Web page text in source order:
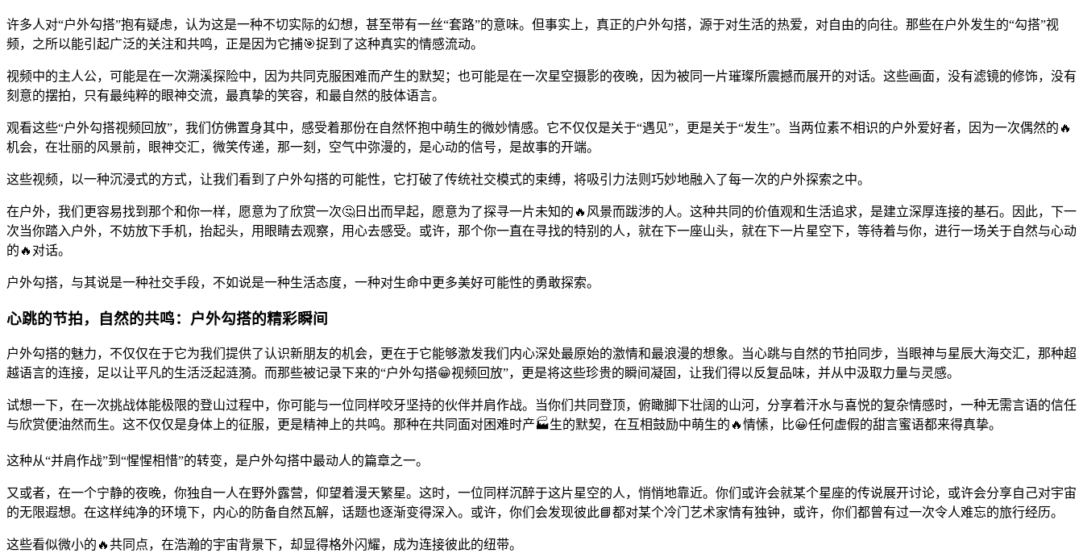
许多人对“户外勾搭”抱有疑虑，认为这是一种不切实际的幻想，甚至带有一丝“套路”的意味。但事实上，真正的户外勾搭，源于对生活的热爱，对自由的向往。那些在户外发生的“勾搭”视
频，之所以能引起广泛的关注和共鸣，正是因为它捕🎯捉到了这种真实的情感流动。
视频中的主人公，可能是在一次溯溪探险中，因为共同克服困难而产生的默契；也可能是在一次星空摄影的夜晚，因为被同一片璀璨所震撼而展开的对话。这些画面，没有滤镜的修饰，没有
刻意的摆拍，只有最纯粹的眼神交流，最真挚的笑容，和最自然的肢体语言。
观看这些“户外勾搭视频回放”，我们仿佛置身其中，感受着那份在自然怀抱中萌生的微妙情感。它不仅仅是关于“遇见”，更是关于“发生”。当两位素不相识的户外爱好者，因为一次偶然的🔥
机会，在壮丽的风景前，眼神交汇，微笑传递，那一刻，空气中弥漫的，是心动的信号，是故事的开端。
这些视频，以一种沉浸式的方式，让我们看到了户外勾搭的可能性，它打破了传统社交模式的束缚，将吸引力法则巧妙地融入了每一次的户外探索之中。
在户外，我们更容易找到那个和你一样，愿意为了欣赏一次🤔日出而早起，愿意为了探寻一片未知的🔥风景而跋涉的人。这种共同的价值观和生活追求，是建立深厚连接的基石。因此，下一
次当你踏入户外，不妨放下手机，抬起头，用眼睛去观察，用心去感受。或许，那个你一直在寻找的特别的人，就在下一座山头，就在下一片星空下，等待着与你，进行一场关于自然与心动
的🔥对话。
户外勾搭，与其说是一种社交手段，不如说是一种生活态度，一种对生命中更多美好可能性的勇敢探索。
心跳的节拍，自然的共鸣：户外勾搭的精彩瞬间
户外勾搭的魅力，不仅仅在于它为我们提供了认识新朋友的机会，更在于它能够激发我们内心深处最原始的激情和最浪漫的想象。当心跳与自然的节拍同步，当眼神与星辰大海交汇，那种超
越语言的连接，足以让平凡的生活泛起涟漪。而那些被记录下来的“户外勾搭😁视频回放”，更是将这些珍贵的瞬间凝固，让我们得以反复品味，并从中汲取力量与灵感。
试想一下，在一次挑战体能极限的登山过程中，你可能与一位同样咬牙坚持的伙伴并肩作战。当你们共同登顶，俯瞰脚下壮阔的山河，分享着汗水与喜悦的复杂情感时，一种无需言语的信任
与欣赏便油然而生。这不仅仅是身体上的征服，更是精神上的共鸣。那种在共同面对困难时产🏭生的默契，在互相鼓励中萌生的🔥情愫，比😀任何虚假的甜言蜜语都来得真挚。
这种从“并肩作战”到“惺惺相惜”的转变，是户外勾搭中最动人的篇章之一。
又或者，在一个宁静的夜晚，你独自一人在野外露营，仰望着漫天繁星。这时，一位同样沉醉于这片星空的人，悄悄地靠近。你们或许会就某个星座的传说展开讨论，或许会分享自己对宇宙
的无限遐想。在这样纯净的环境下，内心的防备自然瓦解，话题也逐渐变得深入。或许，你们会发现彼此📘都对某个冷门艺术家情有独钟，或许，你们都曾有过一次令人难忘的旅行经历。
这些看似微小的🔥共同点，在浩瀚的宇宙背景下，却显得格外闪耀，成为连接彼此的纽带。